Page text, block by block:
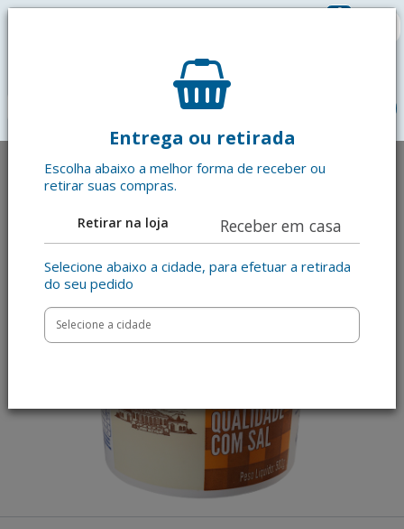
0
Entrega ou retirada
Escolha abaixo a melhor forma de receber ou
retirar suas compras.
Retirar na loja Receber em casa
Selecione abaixo a cidade, para efetuar a retirada
do seu pedido